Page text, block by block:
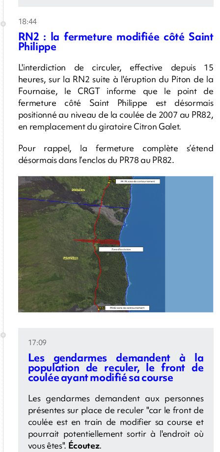
18:44
RN2 : la fermeture modifiée côté Saint
Philippe
L'interdiction de circuler, effective depuis 15
heures, sur la RN2 suite à l'éruption du Piton de la
Fournaise, le CRGT informe que le point de
fermeture côté Saint Philippe est désormais
positionné au niveau de la coulée de 2007 au PR82,
en remplacement du giratoire Citron Galet.
Pour rappel, la fermeture complète s’étend
désormais dans l’enclos du PR78 au PR82.
17:09
Les gendarmes demandent à la
population de reculer, le front de
coulée ayant modifié sa course
Les gendarmes demandent aux personnes
présentes sur place de reculer "car le front de
coulée est en train de modifier sa course et
pourrait potentiellement sortir à l'endroit où
vous êtes". Écoutez.